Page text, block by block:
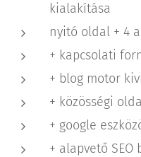
kialakítása
nyitó oldal + 4
+ kapcsolati
+ blog motor
+ közösségi
+ google
+ alapvető